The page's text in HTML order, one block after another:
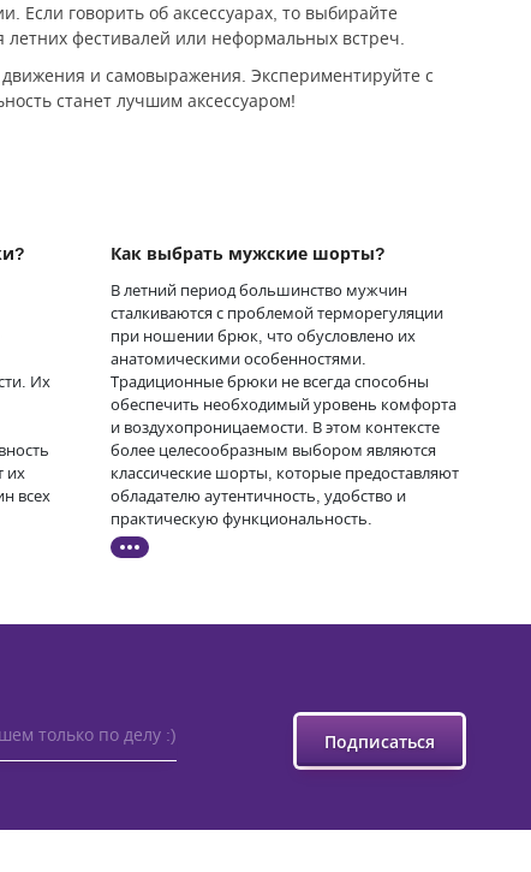
Если говорить об аксессуарах, то выбирайте
фестивалей или неформальных встреч.
и самовыражения. Экспериментируйте с
станет лучшим аксессуаром!
Их
их
всех
Как выбрать мужские шорты?
В летний период большинство мужчин
сталкиваются с проблемой терморегуляции
при ношении брюк, что обусловлено их
анатомическими особенностями.
Традиционные брюки не всегда способны
обеспечить необходимый уровень комфорта
и воздухопроницаемости. В этом контексте
более целесообразным выбором являются
классические шорты, которые предоставляют
обладателю аутентичность, удобство и
практическую функциональность.
только по делу :) Подписаться